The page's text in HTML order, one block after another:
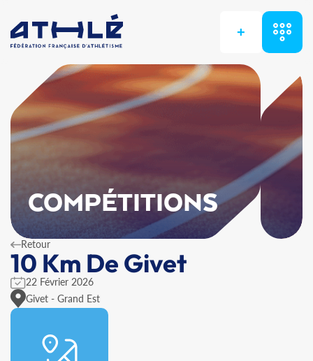
+
COMPÉTITIONS
Retour
10 Km De Givet
22 Février 2026
Givet - Grand Est